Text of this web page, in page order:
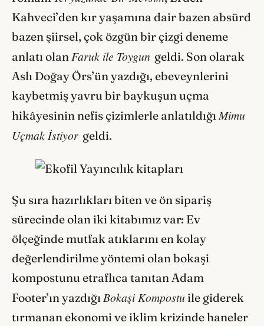
Kahveci’den kır yaşamına dair bazen absürd
bazen şiirsel, çok özgün bir çizgi deneme
anlatı olan Faruk ile Toygun geldi. Son olarak
Aslı Doğay Örs’ün yazdığı, ebeveynlerini
kaybetmiş yavru bir baykuşun uçma
hikâyesinin nefis çizimlerle anlatıldığı Mimu
Uçmak İstiyor geldi.
Şu sıra hazırlıkları biten ve ön sipariş
sürecinde olan iki kitabımız var: Ev
ölçeğinde mutfak atıklarını en kolay
değerlendirilme yöntemi olan bokaşi
kompostunu etraflıca tanıtan Adam
Footer’ın yazdığı Bokaşi Kompostu ile giderek
tırmanan ekonomi ve iklim krizinde haneler